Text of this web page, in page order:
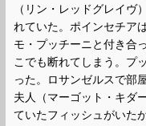
（リン・レッドグレイ
れていた。ポインセチア
モ・プッチーニと付き合
こでも断れてしまう。プ
った。ロサンゼルスで部
夫人（マーゴット・キダ
ていたフィッシュがいた